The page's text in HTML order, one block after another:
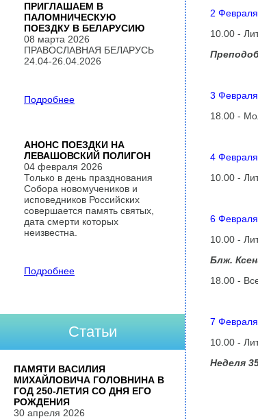
2
10.00 -
3
18.00 -
4 Февраля
10.00 -
6
10.00 -
Блж.
18.00 -
7
10.00 -
Неделя
ПРИГЛАШАЕМ В
ПАЛОМНИЧЕСКУЮ
ПОЕЗДКУ В БЕЛАРУСИЮ
08 марта 2026
ПРАВОСЛАВНАЯ БЕЛАРУСЬ
24.04-26.04.2026
Подробнее
АНОНС ПОЕЗДКИ НА
ЛЕВАШОВСКИЙ ПОЛИГОН
04 февраля 2026
Только в день празднования
Собора новомучеников и
исповедников Российских
совершается память святых,
дата смерти которых
неизвестна.
Подробнее
Статьи
ПАМЯТИ ВАСИЛИЯ
МИХАЙЛОВИЧА ГОЛОВНИНА В
ГОД 250-ЛЕТИЯ СО ДНЯ ЕГО
РОЖДЕНИЯ
30 апреля 2026